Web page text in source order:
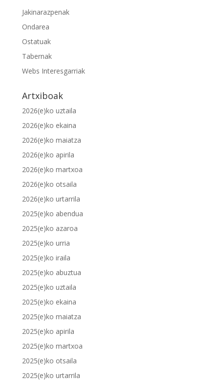
Jakinarazpenak
Ondarea
Ostatuak
Tabernak
Webs Interesgarriak
Artxiboak
2026(e)ko uztaila
2026(e)ko ekaina
2026(e)ko maiatza
2026(e)ko apirila
2026(e)ko martxoa
2026(e)ko otsaila
2026(e)ko urtarrila
2025(e)ko abendua
2025(e)ko azaroa
2025(e)ko urria
2025(e)ko iraila
2025(e)ko abuztua
2025(e)ko uztaila
2025(e)ko ekaina
2025(e)ko maiatza
2025(e)ko apirila
2025(e)ko martxoa
2025(e)ko otsaila
2025(e)ko urtarrila